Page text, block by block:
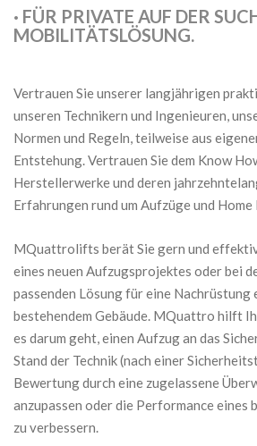
· FÜR PRIVATE AUF DER
MOBILITÄTSLÖSUNG.
Vertrauen Sie unserer langjährigen
unseren Technikern und Ingenieuren,
Normen und Regeln, teilweise aus
Entstehung. Vertrauen Sie dem Know
Herstellerwerke und deren
Erfahrungen rund um Aufzüge und
MQuattrolifts berät Sie gern und
eines neuen Aufzugsprojektes oder bei
passenden Lösung für eine Nachrüstung
bestehendem Gebäude. MQuattro hilft
es darum geht, einen Aufzug an das
Stand der Technik (nach einer
Bewertung durch eine zugelassene
anzupassen oder die Performance eines
zu verbessern.